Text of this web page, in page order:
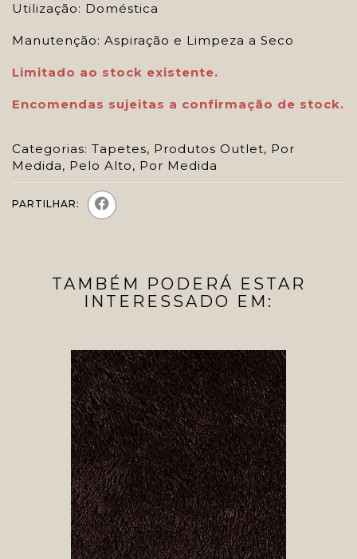
Utilização: Doméstica
Manutenção: Aspiração e Limpeza a Seco
Limitado ao stock existente.
Encomendas sujeitas a confirmação de stock.
Categorias: Tapetes, Produtos Outlet, Por
Medida, Pelo Alto, Por Medida
PARTILHAR:
TAMBÉM PODERÁ ESTAR
INTERESSADO EM: